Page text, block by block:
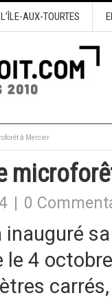
AUX-TOURTES
à Mercier
0
inauguré
le 4